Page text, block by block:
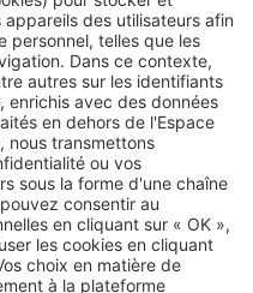
vendre sa maison à un
immobilier ?